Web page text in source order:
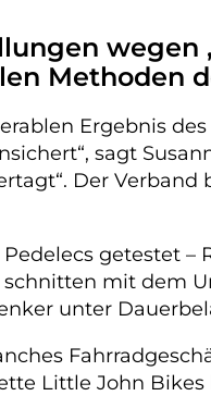
wegen
Methoden
Ergebnis
sagt
Der
getestet
mit dem
unter
Little John